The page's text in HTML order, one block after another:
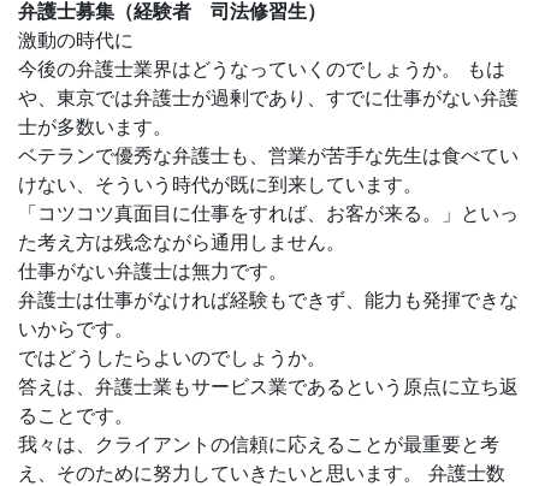
弁護士募集（経験者 司法修習生）
激動の時代に
今後の弁護士業界はどうなっていくのでしょうか。 もは
や、東京では弁護士が過剰であり、すでに仕事がない弁護
士が多数います。
ベテランで優秀な弁護士も、営業が苦手な先生は食べてい
けない、そういう時代が既に到来しています。
「コツコツ真面目に仕事をすれば、お客が来る。」といっ
た考え方は残念ながら通用しません。
仕事がない弁護士は無力です。
弁護士は仕事がなければ経験もできず、能力も発揮できな
いからです。
ではどうしたらよいのでしょうか。
答えは、弁護士業もサービス業であるという原点に立ち返
ることです。
我々は、クライアントの信頼に応えることが最重要と考
え、そのために努力していきたいと思います。 弁護士数